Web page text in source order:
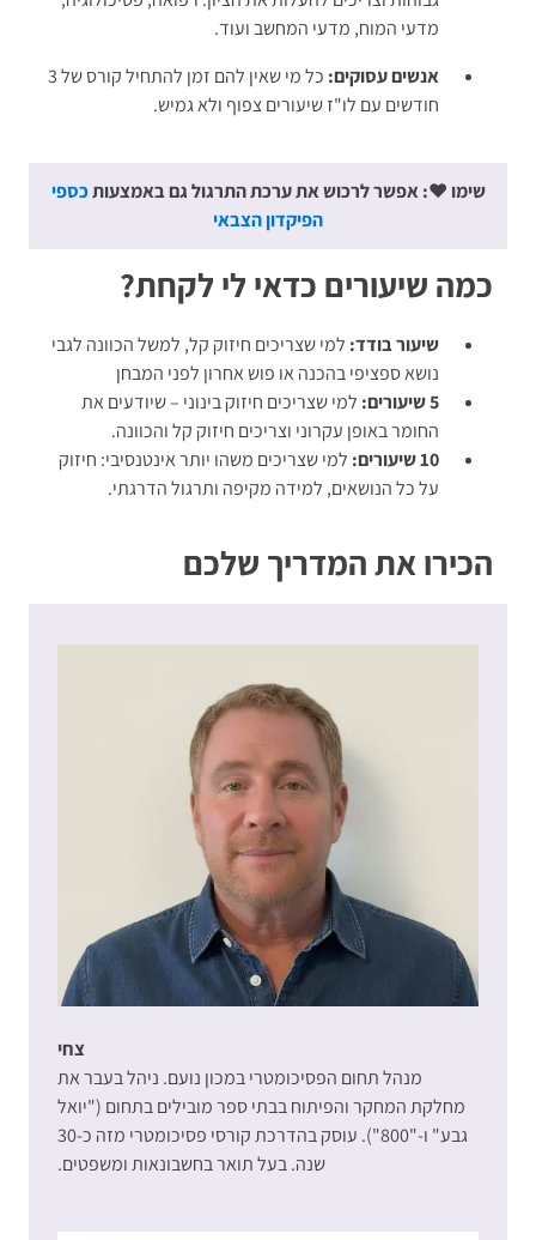
מדעי המוח, מדעי המחשב ועוד.
אנשים עסוקים:
כל מי שאין להם זמן להתחיל קורס של 3
חודשים עם לו"ז שיעורים צפוף ולא גמיש.
שימו ♥: אפשר לרכוש את ערכת התרגול גם באמצעותכספי
הפיקדון הצבאי
כמה שיעורים כדאי לי לקחת?
שיעור בודד: למי שצריכים חיזוק קל, למשל הכוונה לגבי
נושא ספציפי בהכנה או פוש אחרון לפני המבחן
5 שיעורים:
למי שצריכים חיזוק בינוני – שיודעים את
החומר באופן עקרוני וצריכים חיזוק קל והכוונה.
10 שיעורים:
למי שצריכים משהו יותר אינטנסיבי: חיזוק
על כל הנושאים, למידה מקיפה ותרגול הדרגתי.
הכירו את המדריך שלכם
צחי
מנהל תחום הפסיכומטרי במכון נועם. ניהל בעבר את
מחלקת המחקר והפיתוח בבתי ספר מובילים בתחום ("יואל
גבע" ו-"800"). עוסק בהדרכת קורסי פסיכומטרי מזה כ-30
שנה. בעל תואר בחשבונאות ומשפטים.